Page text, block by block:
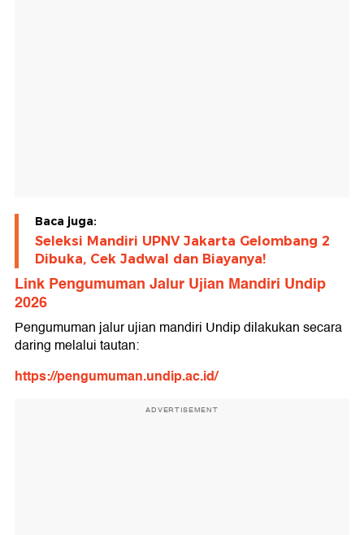
Baca juga:
Seleksi Mandiri UPNV Jakarta Gelombang 2
Dibuka, Cek Jadwal dan Biayanya!
Link Pengumuman Jalur Ujian Mandiri Undip
2026
Pengumuman jalur ujian mandiri Undip dilakukan secara
daring melalui tautan:
https://pengumuman.undip.ac.id/
ADVERTISEMENT